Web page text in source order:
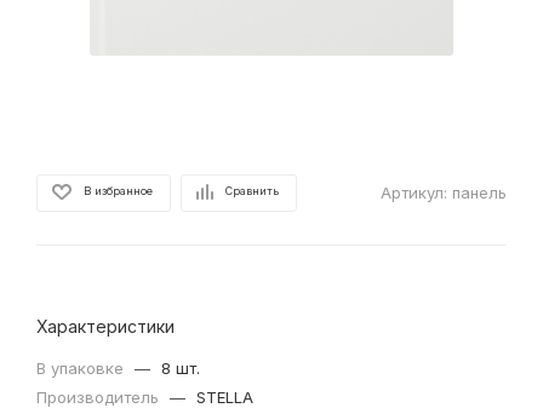
В избранное Сравнить Артикул: панель
Характеристики
В упаковке — 8 шт.
Производитель
— STELLA